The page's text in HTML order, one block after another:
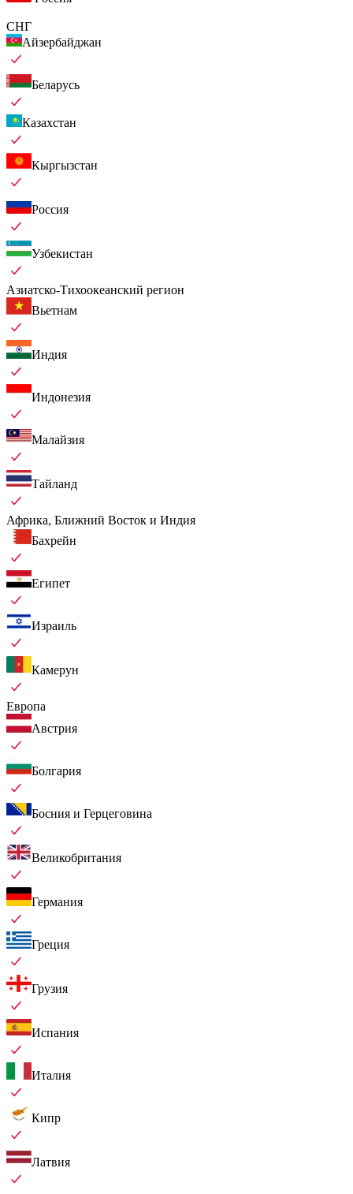
СНГ
Айзербайджан
Беларусь
Казахстан
Кыргызстан
Россия
Узбекистан
Азиатско-Тихоокеанский регион
Вьетнам
Индия
Индонезия
Малайзия
Тайланд
Африка, Ближний Восток и Индия
Бахрейн
Египет
Израиль
Камерун
Европа
Австрия
Болгария
Босния и Герцеговина
Великобритания
Германия
Греция
Грузия
Испания
Италия
Кипр
Латвия